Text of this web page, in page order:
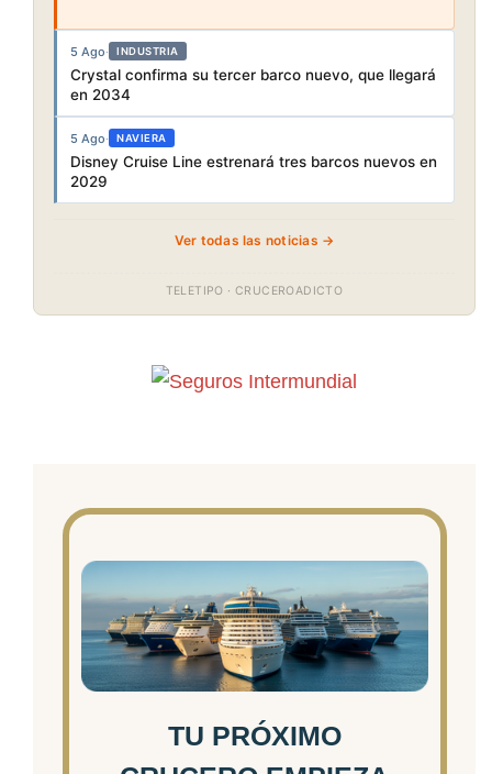
5 Ago· INDUSTRIA
Crystal confirma su tercer barco nuevo, que llegará
en 2034
5 Ago· NAVIERA
Disney Cruise Line estrenará tres barcos nuevos en
2029
Ver todas las noticias →
TELETIPO · CRUCEROADICTO